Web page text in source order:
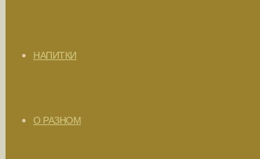
НАПИТКИ
О РАЗНОМ